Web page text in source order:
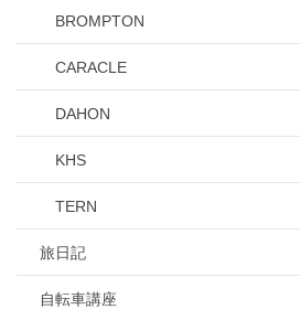
BROMPTON
CARACLE
DAHON
KHS
TERN
旅日記
自転車講座